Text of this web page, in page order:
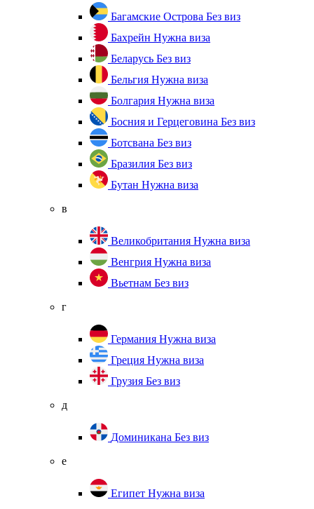
Багамские Острова Без виз
Бахрейн Нужна виза
Беларусь Без виз
Бельгия Нужна виза
Болгария Нужна виза
Босния и Герцеговина Без виз
Ботсвана Без виз
Бразилия Без виз
Бутан Нужна виза
в
Великобритания Нужна виза
Венгрия Нужна виза
Вьетнам Без виз
г
Германия Нужна виза
Греция Нужна виза
Грузия Без виз
д
Доминикана Без виз
е
Египет Нужна виза